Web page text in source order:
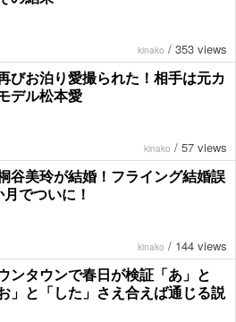
kinako / 353 views
びお泊り愛撮られた！相手は元カ
デル松本愛
kinako / 57 views
谷美玲が結婚！フライング結婚誤
でついに！
kinako / 144 views
ンタウンで春日が検証「あ」と
」と「した」さえ合えば通じる説